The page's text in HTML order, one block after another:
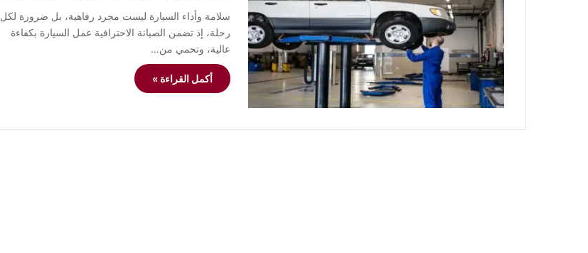
سلامة وأداء السيارة ليست مجرد رفاهية، بل ضرورة لكل
رحلة، إذ تضمن الصيانة الاحترافية عمل السيارة بكفاءة
عالية، وتحمي من…
أكمل القراءة »